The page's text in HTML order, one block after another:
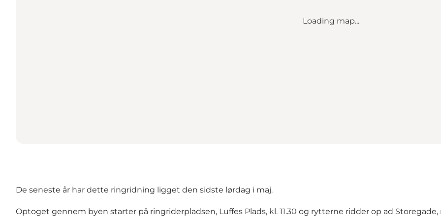
Loading map...
De seneste år har dette ringridning ligget den sidste lørdag i maj.
Optoget gennem byen starter på ringriderpladsen, Luffes Plads, kl. 11.30 og rytterne ridder op ad